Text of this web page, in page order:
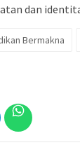
dan
Bermakna